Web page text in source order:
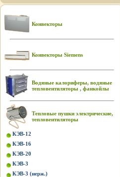
Конвекторы
Конвекторы Siemens
Водяные калориферы, водяные
тепловентиляторы , фанкойлы
Тепловые пушки электрические,
тепловентиляторы
КЭВ-12
КЭВ-16
КЭВ-20
КЭВ-3
КЭВ-3 (нерж.)